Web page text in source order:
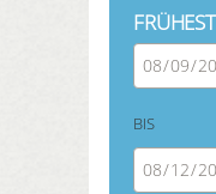
BIS